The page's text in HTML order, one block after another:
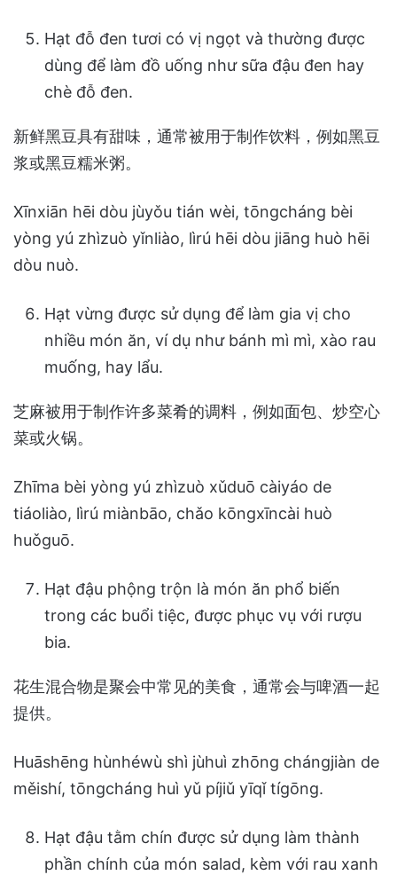
Hạt đỗ đen tươi có vị ngọt và thường được
dùng để làm đồ uống như sữa đậu đen hay
chè đỗ đen.
新鲜黑豆具有甜味，通常被用于制作饮料，例如黑豆
浆或黑豆糯米粥。
Xīnxiān hēi dòu jùyǒu tián wèi, tōngcháng bèi
yòng yú zhìzuò yǐnliào, lìrú hēi dòu jiāng huò hēi
dòu nuò.
Hạt vừng được sử dụng để làm gia vị cho
nhiều món ăn, ví dụ như bánh mì mì, xào rau
muống, hay lẩu.
芝麻被用于制作许多菜肴的调料，例如面包、炒空心
菜或火锅。
Zhīma bèi yòng yú zhìzuò xǔduō càiyáo de
tiáoliào, lìrú miànbāo, chǎo kōngxīncài huò
huǒguō.
Hạt đậu phộng trộn là món ăn phổ biến
trong các buổi tiệc, được phục vụ với rượu
bia.
花生混合物是聚会中常见的美食，通常会与啤酒一起
提供。
Huāshēng hùnhéwù shì jùhuì zhōng chángjiàn de
měishí, tōngcháng huì yǔ píjiǔ yīqǐ tígōng.
Hạt đậu tằm chín được sử dụng làm thành
phần chính của món salad, kèm với rau xanh